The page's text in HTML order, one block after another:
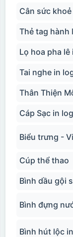
Cân sức khoẻ
Thẻ tag hành
Lọ hoa pha lê
Tai nghe in
Thân Thiện
Cáp Sạc in
Biểu trưng -
Cúp thể thao
Bình dầu gội
Bình đựng
Bình hút lộc